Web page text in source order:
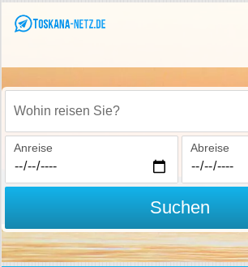
Wohin reisen Sie?
Anreise Abreise
Suchen